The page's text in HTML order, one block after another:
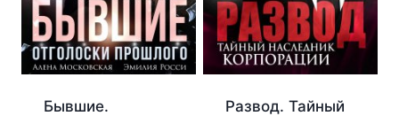
Бывшие.
Развод. Тайный